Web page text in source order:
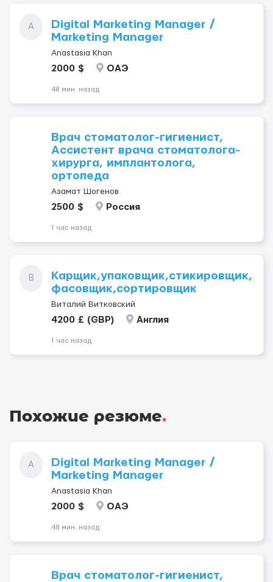
A
Digital Marketing Manager /
Marketing Manager
Anastasia Khan
2000 $ ОАЭ
48 мин. назад
Врач стоматолог-гигиенист,
Ассистент врача стоматолога-
хирурга, имплантолога,
ортопеда
Азамат Шогенов
2500 $ Россия
1 час назад
В
Карщик,упаковщик,стикировщик,
фасовщик,сортировщик
Виталий Витковский
4200 £ (GBP) Англия
1 час назад
Похожие резюме.
A
Digital Marketing Manager /
Marketing Manager
Anastasia Khan
2000 $ ОАЭ
48 мин. назад
Врач стоматолог-гигиенист,